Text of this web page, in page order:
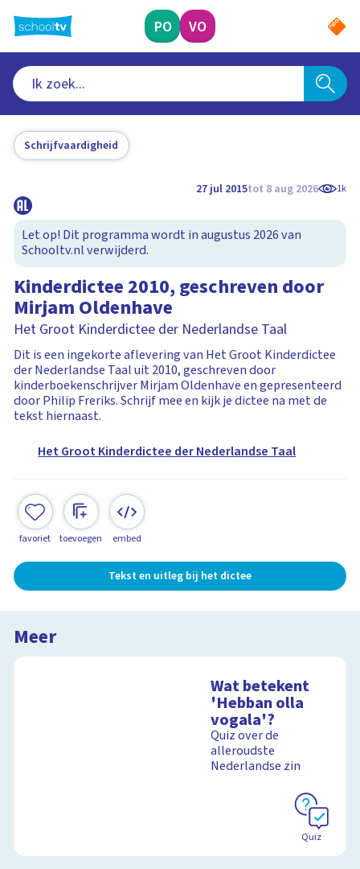
naar
hoofdinhoud
PO VO
Schrijfvaardigheid
27 jul 2015tot 8 aug 2026 1k
Let op! Dit programma wordt in augustus 2026 van
Schooltv.nl verwijderd.
Kinderdictee 2010, geschreven door
Mirjam Oldenhave
Het Groot Kinderdictee der Nederlandse Taal
Dit is een ingekorte aflevering van Het Groot Kinderdictee
der Nederlandse Taal uit 2010, geschreven door
kinderboekenschrijver Mirjam Oldenhave en gepresenteerd
door Philip Freriks. Schrijf mee en kijk je dictee na met de
tekst hiernaast.
Het Groot Kinderdictee der Nederlandse Taal
favoriet toevoegen embed
Tekst en uitleg bij het dictee
Meer
Wat betekent
'Hebban olla
vogala'?
Quiz over de
alleroudste
Nederlandse zin
Quiz